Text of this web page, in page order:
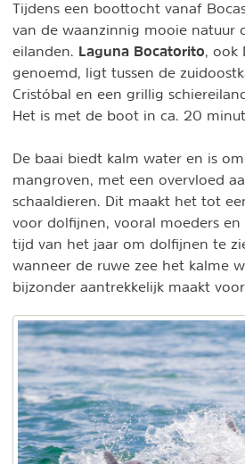
Tijdens een boottocht vanaf
van de waanzinnig mooie natuur
eilanden. Laguna Bocatorito ,
genoemd, ligt tussen de
Cristóbal en een grillig
Het is met de boot in ca. 20
De baai biedt kalm water en is
mangroven, met een overvloed
schaaldieren. Dit maakt het tot
voor dolfijnen, vooral moeders en
tijd van het jaar om dolfijnen te
wanneer de ruwe zee het kalme
bijzonder aantrekkelijk maakt